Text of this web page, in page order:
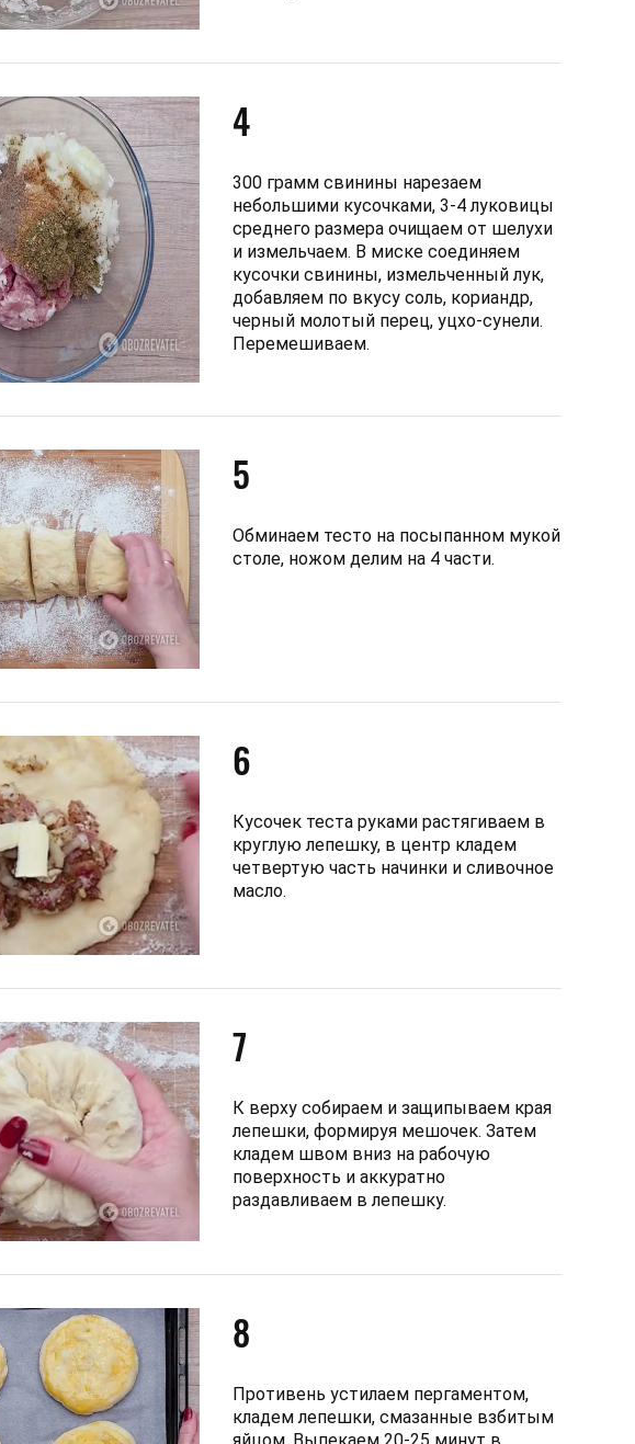
4
300 грамм свинины нарезаем
небольшими кусочками, 3-4 луковицы
среднего размера очищаем от шелухи
и измельчаем. В миске соединяем
кусочки свинины, измельченный лук,
добавляем по вкусу соль, кориандр,
черный молотый перец, уцхо-сунели.
Перемешиваем.
5
Обминаем тесто на посыпанном мукой
столе, ножом делим на 4 части.
6
Кусочек теста руками растягиваем в
круглую лепешку, в центр кладем
четвертую часть начинки и сливочное
масло.
7
К верху собираем и защипываем края
лепешки, формируя мешочек. Затем
кладем швом вниз на рабочую
поверхность и аккуратно
раздавливаем в лепешку.
8
Противень устилаем пергаментом,
кладем лепешки, смазанные взбитым
яйцом. Выпекаем 20-25 минут в